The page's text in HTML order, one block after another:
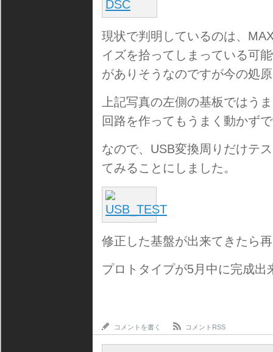
現状で判明しているのは、
イズを拾ってしまっている可
がありそうなのですが今の処
上記写真の左側の基板ではう
回路を作ってもうまく動かず
なので、USB変換周りだけテ
てみることにしました。
修正した基盤が出来てきたら
プロトタイプが5月中に完成
コメントを書く コメントRSS